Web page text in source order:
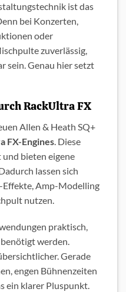
ist das
bei Konzerten,
oder
zuverlässig,
sein. Genau hier setzt
RackUltra FX
Allen & Heath SQ+
FX-Engines . Diese
bieten eigene
lassen sich
Effekte, Amp-Modelling
nutzen.
praktisch,
werden.
Gerade
engen Bühnenzeiten
ein klarer Pluspunkt.